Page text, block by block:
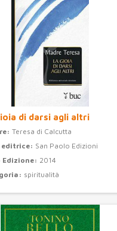
di darsi agli altri
Teresa di Calcutta
editrice: San Paolo Edizioni
Edizione: 2014
spiritualità